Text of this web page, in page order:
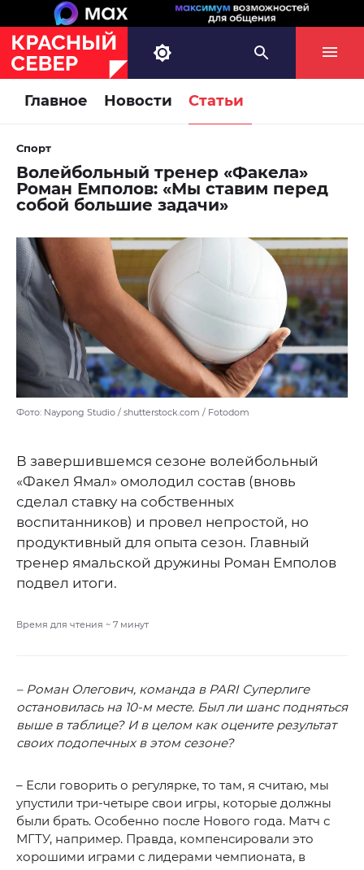
Главное Новости Статьи
Спорт
Волейбольный тренер «Факела»
Роман Емполов: «Мы ставим перед
собой большие задачи»
Фото: Naypong Studio / shutterstock.com / Fotodom
В завершившемся сезоне волейбольный
«Факел Ямал» омолодил состав (вновь
сделал ставку на собственных
воспитанников) и провел непростой, но
продуктивный для опыта сезон. Главный
тренер ямальской дружины Роман Емполов
подвел итоги.
Время для чтения ~ 7 минут
– Роман Олегович, команда в PARI Суперлиге
остановилась на 10-м месте. Был ли шанс подняться
выше в таблице? И в целом как оцените результат
своих подопечных в этом сезоне?
– Если говорить о регулярке, то там, я считаю, мы
упустили три-четыре свои игры, которые должны
были брать. Особенно после Нового года. Матч с
МГТУ, например. Правда, компенсировали это
хорошими играми с лидерами чемпионата, в